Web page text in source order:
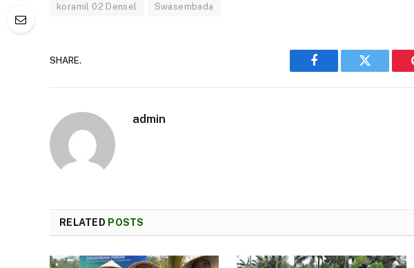
koramil 02 Densel Swasembada
SHARE.
Facebook Twitter
admin
RELATED POSTS